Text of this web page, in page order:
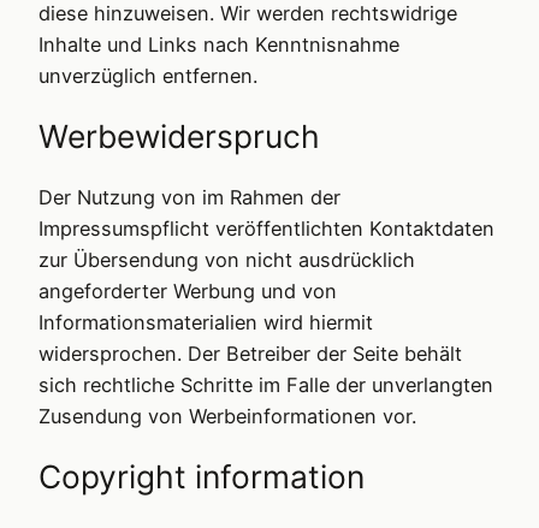
diese hinzuweisen. Wir werden rechtswidrige
Inhalte und Links nach Kenntnisnahme
unverzüglich entfernen.
Werbewiderspruch
Der Nutzung von im Rahmen der
Impressumspflicht veröffentlichten Kontaktdaten
zur Übersendung von nicht ausdrücklich
angeforderter Werbung und von
Informationsmaterialien wird hiermit
widersprochen. Der Betreiber der Seite behält
sich rechtliche Schritte im Falle der unverlangten
Zusendung von Werbeinformationen vor.
Copyright information